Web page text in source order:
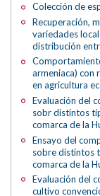
Colección de
Recuperación,
variedades
distribución
armeniaca) con
en agricultura
Evaluación del
sobr distintos
comarca de la
Ensayo del
sobre distintos
comarca de la
Evaluación del
cultivo